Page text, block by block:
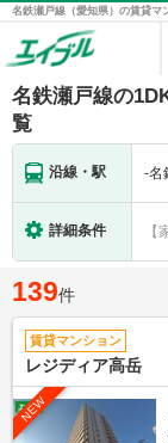
名鉄瀬戸線の
覧
沿線・駅 -名
詳細条件 【
139件
賃貸マンション
レジディア高岳
NEW